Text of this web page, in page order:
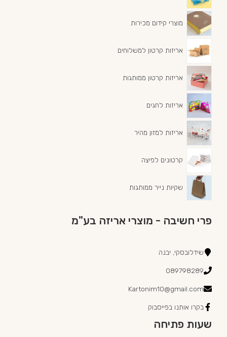
מוצרי קידום מכירות
אריזות קרטון למשלוחים
אריזות קרטון ממותגות
אריזות לחגים
אריזות למזון מהיר
קרטונים לפיצה
שקיות נייר ממותגות
פרי חשיבה - מוצרי אריזה בע"מ
שידלובסקי, יבנה
089798289
Kartonim10@gmail.com
בקרו אותנו בפייסבוק
שעות פתיחה